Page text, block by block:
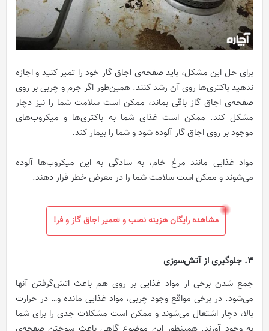
برای حل این مشکل، باید صفحه‌ی اجاق‌ گاز خود را تمیز کنید و اجازه
ندهید باکتری‌ها روی آن رشد کنند. همین‌طور اگر جرم و چربی بر روی
صفحه‌ی اجاق‌ گاز باقی بماند، ممکن است سلامت شما را نیز دچار
مشکل کند. ممکن است غذای شما به باکتری‌ها و میکروب‌های
موجود بر روی اجاق‌ گاز آلوده شود و شما را بیمار کند.
مواد غذایی مانند مرغ خام، به سادگی به این میکروب‌ها آلوده
می‌شوند و ممکن است سلامت شما را در معرض خطر قرار دهند.
مشاهده رایگان هزینه نصب و تعمیر اجاق گاز و فر!
3. جلوگیری از آتش‌سوزی
جمع شدن برخی از مواد غذایی بر روی هم باعث اتش‌گرفتن آنها
می‌شود. در برخی مواقع وجود چربی، مواد غذایی مانده و… در حرارت
بالا، دچار اشتعال می‌شوند و ممکن است مشکلات جدی را برای شما